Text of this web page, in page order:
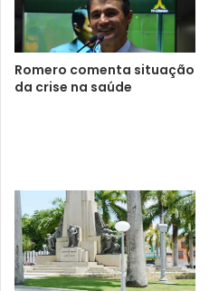
Romero comenta situação
da crise na saúde